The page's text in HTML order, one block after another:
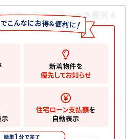
スウッドコンフィーネ長沢４
て
川崎市多摩区長沢
132.46m2
お気に入りに追加